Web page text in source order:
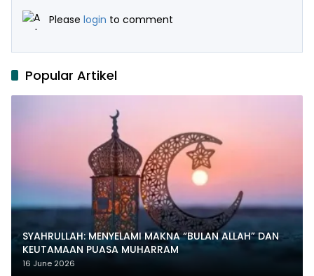
Please login to comment
Popular Artikel
SYAHRULLAH: MENYELAMI MAKNA “BULAN ALLAH” DAN
KEUTAMAAN PUASA MUHARRAM
16 June 2026